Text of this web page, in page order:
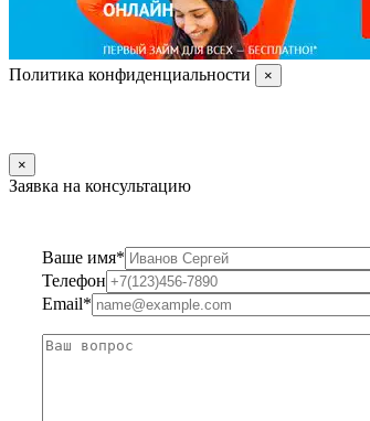
Политика конфиденциальности ×
×
Заявка на консультацию
Ваше имя*
Телефон
Email*